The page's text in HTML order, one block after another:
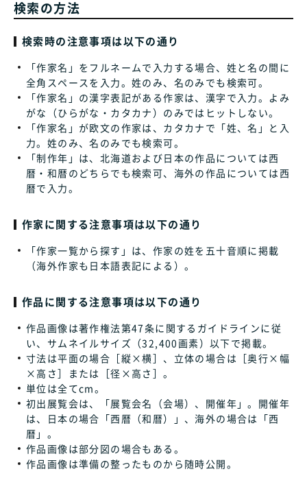
検索の方法
検索時の注意事項は以下の通り
「作家名」をフルネームで入力する場合、姓と名の間に
全角スペースを入力。姓のみ、名のみでも検索可。
「作家名」の漢字表記がある作家は、漢字で入力。よみ
がな（ひらがな・カタカナ）のみではヒットしない。
「作家名」が欧文の作家は、カタカナで「姓、名」と入
力。姓のみ、名のみでも検索可。
「制作年」は、北海道および日本の作品については西
暦・和暦のどちらでも検索可、海外の作品については西
暦で入力。
作家に関する注意事項は以下の通り
「作家一覧から探す」は、作家の姓を五十音順に掲載
（海外作家も日本語表記による）。
作品に関する注意事項は以下の通り
作品画像は著作権法第47条に関するガイドラインに従
い、サムネイルサイズ（32,400画素）以下で掲載。
寸法は平面の場合［縦×横］、立体の場合は［奥行×幅
×高さ］または［径×高さ］。
単位は全てcm。
初出展覧会は、「展覧会名（会場）、開催年」。開催年
は、日本の場合「西暦（和暦）」、海外の場合は「西
暦」。
作品画像は部分図の場合もある。
作品画像は準備の整ったものから随時公開。